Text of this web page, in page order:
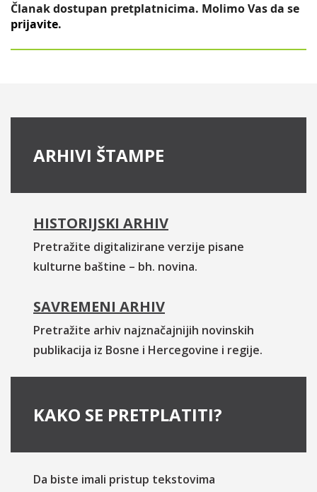
Članak dostupan pretplatnicima. Molimo Vas da se
prijavite.
ARHIVI ŠTAMPE
HISTORIJSKI ARHIV
Pretražite digitalizirane verzije pisane
kulturne baštine – bh. novina.
SAVREMENI ARHIV
Pretražite arhiv najznačajnijih novinskih
publikacija iz Bosne i Hercegovine i regije.
KAKO SE PRETPLATITI?
Da biste imali pristup tekstovima